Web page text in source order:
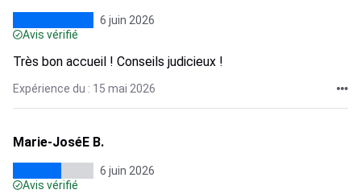
6 juin 2026
Avis vérifié
Très bon accueil ! Conseils judicieux !
Expérience du : 15 mai 2026
Marie-JoséE B.
6 juin 2026
Avis vérifié